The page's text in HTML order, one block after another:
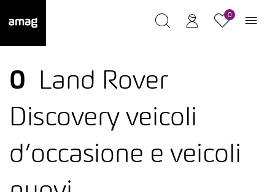
0
0
Land Rover
Discovery veicoli
d’occasione e veicoli